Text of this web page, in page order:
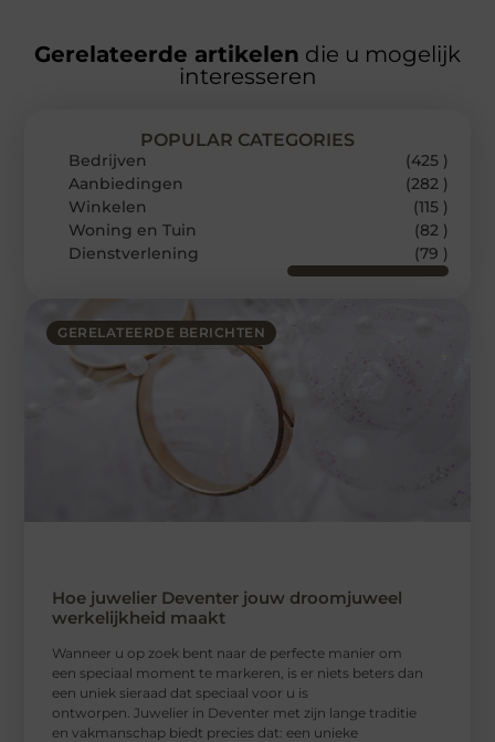
Gerelateerde artikelen die u mogelijk
interesseren
GERELATEERDE BERICHTEN
Hoe juwelier Deventer jouw droomjuweel
werkelijkheid maakt
Wanneer u op zoek bent naar de perfecte manier om
een speciaal moment te markeren, is er niets beters dan
een uniek sieraad dat speciaal voor u is
ontworpen. Juwelier in Deventer met zijn lange traditie
en vakmanschap biedt precies dat: een unieke
POPULAR CATEGORIES
Bedrijven
(425 )
Aanbiedingen
(282 )
Winkelen
(115 )
Woning en Tuin
(82 )
Dienstverlening
(79 )